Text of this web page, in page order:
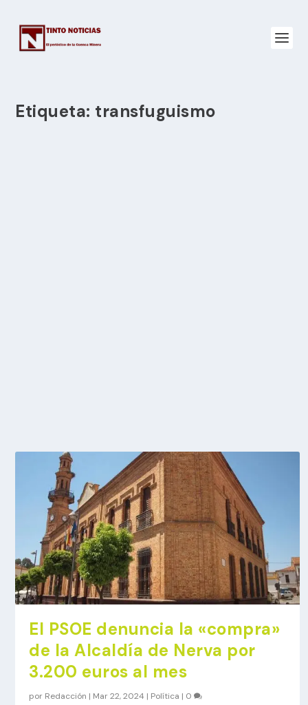
Etiqueta: transfuguismo
El PSOE denuncia la «compra»
de la Alcaldía de Nerva por
3.200 euros al mes
por Redacción | Mar 22, 2024 | Política | 0